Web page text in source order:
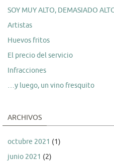
SOY MUY ALTO, DEMASIADO
Artistas
Huevos fritos
El precio del servicio
Infracciones
…y luego, un vino fresquito
ARCHIVOS
octubre 2021 (1)
junio 2021 (2)